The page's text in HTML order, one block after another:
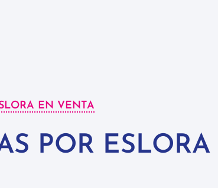
EN VENTA
POR ESLORA